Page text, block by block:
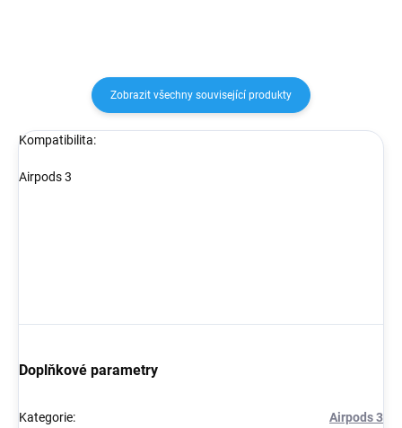
Zobrazit všechny související produkty
Kompatibilita:
Airpods 3
Doplňkové parametry
Kategorie: Airpods 3